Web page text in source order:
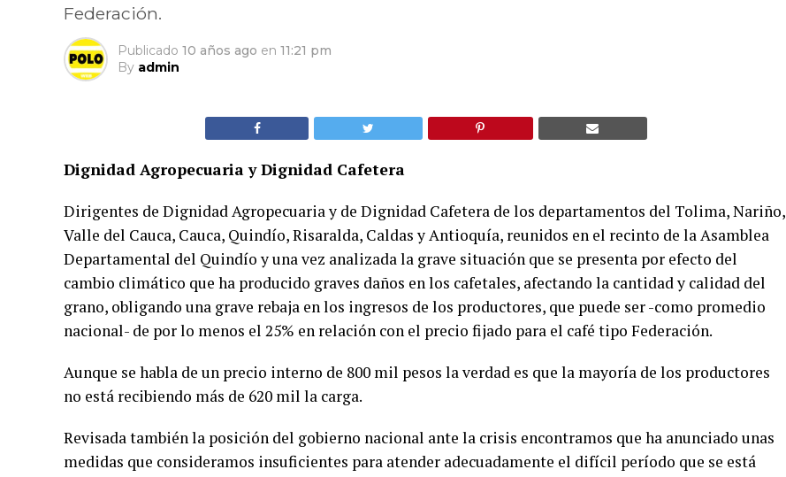
Federación.
Publicado 10 años ago en 11:21 pm
By admin
Dignidad Agropecuaria y Dignidad Cafetera
Dirigentes de Dignidad Agropecuaria y de Dignidad Cafetera de los departamentos del Tolima, Nariño,
Valle del Cauca, Cauca, Quindío, Risaralda, Caldas y Antioquía, reunidos en el recinto de la Asamblea
Departamental del Quindío y una vez analizada la grave situación que se presenta por efecto del
cambio climático que ha producido graves daños en los cafetales, afectando la cantidad y calidad del
grano, obligando una grave rebaja en los ingresos de los productores, que puede ser -como promedio
nacional- de por lo menos el 25% en relación con el precio fijado para el café tipo Federación.
Aunque se habla de un precio interno de 800 mil pesos la verdad es que la mayoría de los productores
no está recibiendo más de 620 mil la carga.
Revisada también la posición del gobierno nacional ante la crisis encontramos que ha anunciado unas
medidas que consideramos insuficientes para atender adecuadamente el difícil período que se está